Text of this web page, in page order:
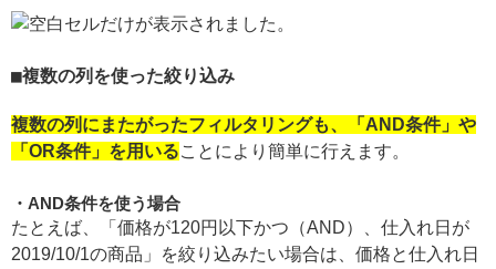
複数の列を使った絞り込み
複数の列にまたがったフィルタリングも、「AND条件」や
「OR条件」を用いることにより簡単に行えます。
AND条件を使う場合
たとえば、「価格が120円以下かつ（AND）、仕入れ日が
2019/10/1の商品」を絞り込みたい場合は、価格と仕入れ日